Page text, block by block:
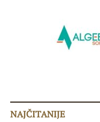
NAJČITANIJE